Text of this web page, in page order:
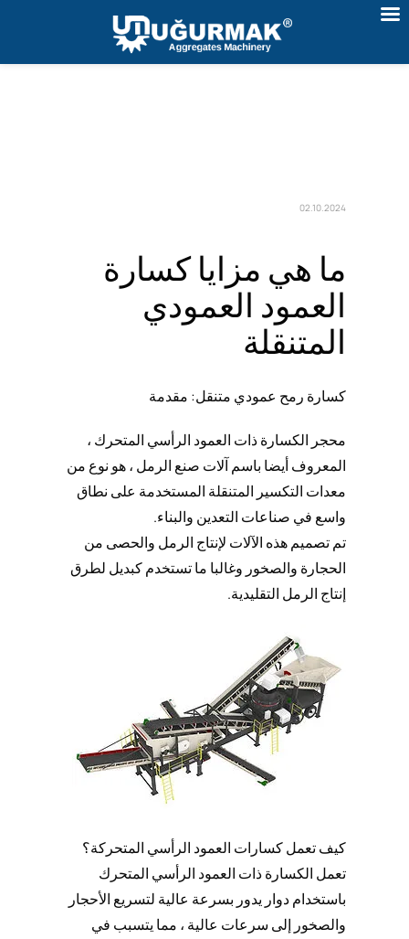
02.10.2024
ما هي مزايا كسارة
العمود العمودي
المتنقلة
كسارة رمح عمودي متنقل: مقدمة
محجر الكسارة ذات العمود الرأسي المتحرك ،
المعروف أيضا باسم آلات صنع الرمل ، هو نوع من
معدات التكسير المتنقلة المستخدمة على نطاق
واسع في صناعات التعدين والبناء.
تم تصميم هذه الآلات لإنتاج الرمل والحصى من
الحجارة والصخور وغالبا ما تستخدم كبديل لطرق
إنتاج الرمل التقليدية.
كيف تعمل كسارات العمود الرأسي المتحركة؟
تعمل الكسارة ذات العمود الرأسي المتحرك
باستخدام دوار يدور بسرعة عالية لتسريع الأحجار
والصخور إلى سرعات عالية ، مما يتسبب في